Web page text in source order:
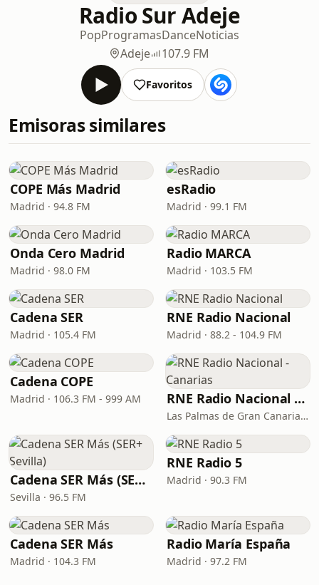
Radio Sur Adeje
PopProgramasDanceNoticias
Adeje
107.9 FM
Favoritos
Emisoras similares
COPE Más Madrid
Madrid · 94.8 FM
esRadio
Madrid · 99.1 FM
Onda Cero Madrid
Madrid · 98.0 FM
Radio MARCA
Madrid · 103.5 FM
Cadena SER
Madrid · 105.4 FM
RNE Radio Nacional
Madrid · 88.2 - 104.9 FM
Cadena COPE
Madrid · 106.3 FM - 999 AM RNE Radio Nacional - Canarias
Las Palmas de Gran Canaria · 92.8 FM
Cadena SER Más (SER+ Sevilla)
Sevilla · 96.5 FM
RNE Radio 5
Madrid · 90.3 FM
Cadena SER Más
Madrid · 104.3 FM
Radio María España
Madrid · 97.2 FM